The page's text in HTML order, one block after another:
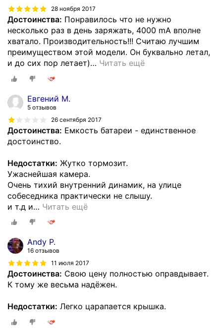
28 ноября 2017
Достоинства: Понравилось что не нужно
несколько раз в день заряжать, 4000 mA вполне
хватало. Производительность!!! Считаю лучшим
преимуществом этой модели. Он буквально летал,
и до сих пор летает)… Читать ещё
Евгений М.
5 отзывов
26 сентября 2017
Достоинства: Емкость батареи - единственное
достоинство.
Недостатки: Жутко тормозит.
Ужаснейшая камера.
Очень тихий внутренний динамик, на улице
собеседника практически не слышу.
и т.д и… Читать ещё
Andy P.
16 отзывов
11 июля 2017
Достоинства: Свою цену полностью оправдывает.
К тому же весьма надёжен.
Недостатки: Легко царапается крышка.